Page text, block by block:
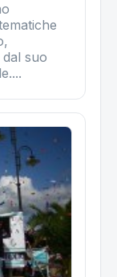
suo